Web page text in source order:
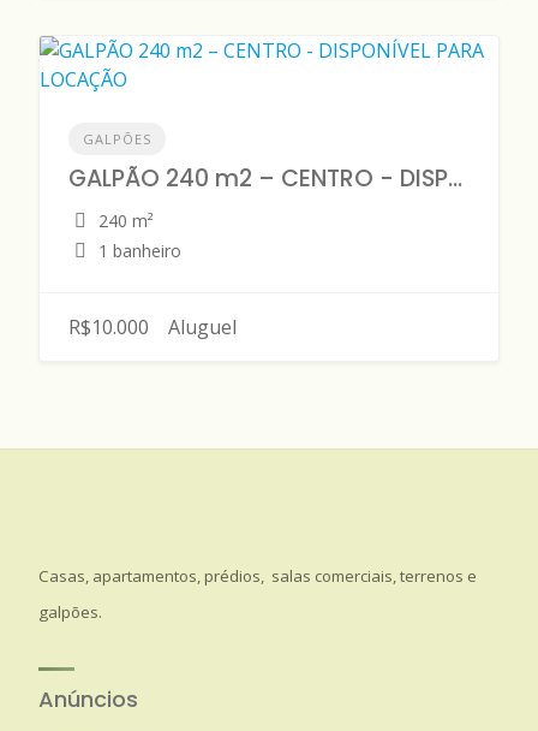
GALPÕES
GALPÃO 240 m2 – CENTRO - DISPONÍVEL PARA LOCAÇÃO
240 m²
1 banheiro
R$10.000 Aluguel
Casas, apartamentos, prédios, salas comerciais, terrenos e
galpões.
Anúncios